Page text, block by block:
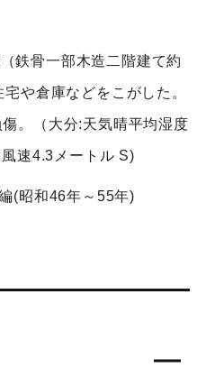
鉄骨一部木造二階建て約
や倉庫などをこがした。
。（大分:天気晴平均湿度
速4.3メートル S)
(昭和46年～55年)